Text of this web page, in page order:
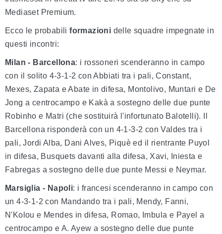
Mediaset Premium.
Ecco le probabiliformazioni delle squadre impegnate in
questi incontri:
Milan - Barcellona: i rossoneri scenderanno in campo
con il solito 4-3-1-2 con Abbiati tra i pali, Constant,
Mexes, Zapata e Abate in difesa, Montolivo, Muntari e De
Jong a centrocampo e Kakà a sostegno delle due punte
Robinho e Matri (che sostituirà l'infortunato Balotelli). Il
Barcellona risponderà con un 4-1-3-2 con Valdes tra i
pali, Jordi Alba, Dani Alves, Piquè ed il rientrante Puyol
in difesa, Busquets davanti alla difesa, Xavi, Iniesta e
Fabregas a sostegno delle due punte Messi e Neymar.
Marsiglia - Napoli: i francesi scenderanno in campo con
un 4-3-1-2 con Mandando tra i pali, Mendy, Fanni,
N'Kolou e Mendes in difesa, Romao, Imbula e Payel a
centrocampo e A. Ayew a sostegno delle due punte